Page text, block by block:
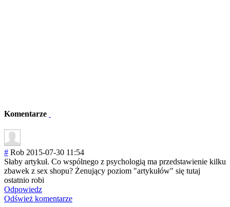
Komentarze
# Rob 2015-07-30 11:54
Słaby artykuł. Co wspólnego z psychologią ma przedstawienie kilku
zbawek z sex shopu? Żenujący poziom "artykułów" się tutaj
ostatnio robi
Odpowiedz
Odśwież komentarze